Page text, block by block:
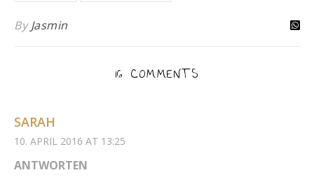
ByJasmin
16 COMMENTS
SARAH
10. APRIL 2016 AT 13:25
ANTWORTEN